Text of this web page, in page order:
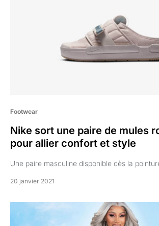
Footwear
Nike sort une paire de mules
pour allier confort et style
Une paire masculine disponible dès la
20 janvier 2021